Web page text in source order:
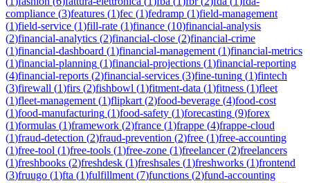
compliance (3)features (1)fec (1)fedramp (1)field-management
(1)field-service (1)fill-rate (1)finance (10)financial-analysis
(2)financial-analytics (2)financial-close (2)financial-crime
(1)financial-dashboard (1)financial-management (1)financial-metrics
(1)financial-planning (1)financial-projections (1)financial-reporting
(4)financial-reports (2)financial-services (3)fine-tuning (1)fintech
(3)firewall (1)firs (2)fishbowl (1)fitment-data (1)fitness (1)fleet
(1)fleet-management (1)flipkart (2)food-beverage (4)food-cost
(1)food-manufacturing (1)food-safety (1)forecasting (9)forex
(1)formulas (1)framework (2)france (1)frappe (4)frappe-cloud
(1)fraud-detection (2)fraud-prevention (2)free (1)free-accounting
(1)free-tool (1)free-tools (1)free-zone (1)freelancer(2)freelancers
(1)freshbooks (2)freshdesk (1)freshsales (1)freshworks (1)frontend
(3)fruugo (1)fta (1)fulfillment (7)functions (2)fund-accounting